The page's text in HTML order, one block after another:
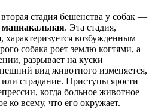
вторая стадия бешенства у собак —
маниакальная. Эта стадия,
возбужденным
собака роет землю когтями, а
разрывает на куски
вид животного изменяется,
страдание. Приступы ярости
когда больное животное
ко всему, что его окружает.